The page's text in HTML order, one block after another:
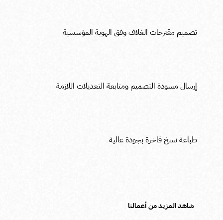
تصميم مقترحات الغلاف وفق الهوية المؤسسية
إرسال مسودة التصميم ومتابعة التعديلات اللازمة
طباعة نسخ فاخرة بجودة عالية
شاهد المزيد من أعمالنا